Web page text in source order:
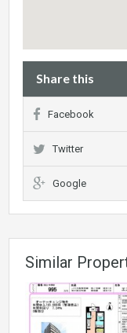
Share this
Facebook
Twitter
Google
Similar